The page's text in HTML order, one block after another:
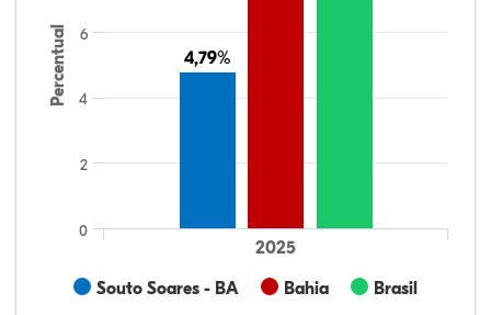
Percentual 4,79%
4,79%
Souto Soares - BA Bahia Brasil
2025
0
2
4
6